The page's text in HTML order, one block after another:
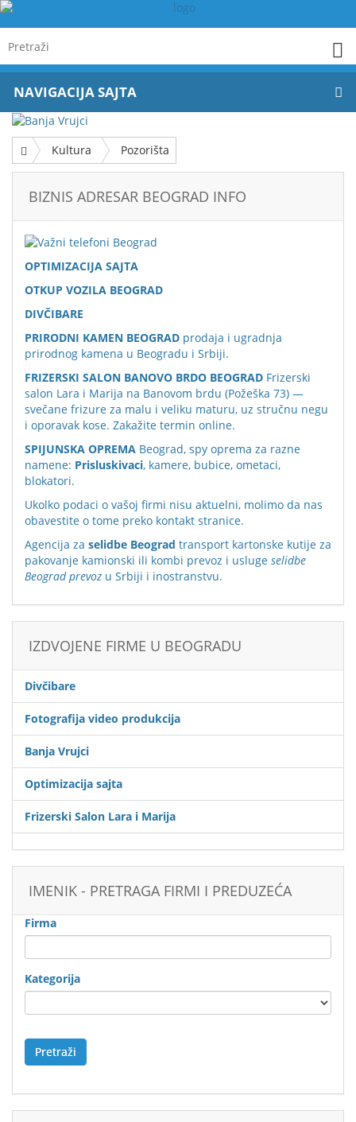
NAVIGACIJA SAJTA
Kultura Pozorišta
BIZNIS ADRESAR BEOGRAD INFO
OPTIMIZACIJA SAJTA
OTKUP VOZILA BEOGRAD
DIVČIBARE
PRIRODNI KAMEN BEOGRAD prodaja i ugradnja
prirodnog kamena u Beogradu i Srbiji.
FRIZERSKI SALON BANOVO BRDO BEOGRAD Frizerski
salon Lara i Marija na Banovom brdu (Požeška 73) —
svečane frizure za malu i veliku maturu, uz stručnu negu
i oporavak kose. Zakažite termin online.
SPIJUNSKA OPREMA Beograd, spy oprema za razne
namene: Prisluskivaci, kamere, bubice, ometaci,
blokatori.
Ukolko podaci o vašoj firmi nisu aktuelni, molimo da nas
obavestite o tome preko kontakt stranice.
Agencija za selidbe Beograd transport kartonske kutije za
pakovanje kamionski ili kombi prevoz i usluge selidbe
Beograd prevoz u Srbiji i inostranstvu.
IZDVOJENE FIRME U BEOGRADU
Divčibare
Fotografija video produkcija
Banja Vrujci
Optimizacija sajta
Frizerski Salon Lara i Marija
IMENIK - PRETRAGA FIRMI I PREDUZEĆA
Firma
Kategorija
Pretraži